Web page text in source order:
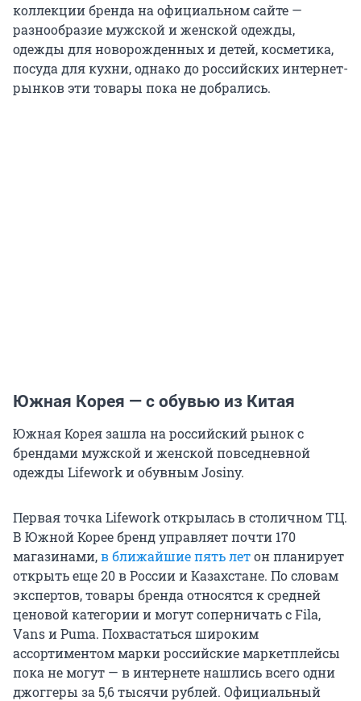
коллекции бренда на официальном сайте —
разнообразие мужской и женской одежды,
одежды для новорожденных и детей, косметика,
посуда для кухни, однако до российских интернет-
рынков эти товары пока не добрались.
Южная Корея — с обувью из Китая
Южная Корея зашла на российский рынок с
брендами мужской и женской повседневной
одежды Lifework и обувным Josiny.
Первая точка Lifework открылась в столичном ТЦ.
В Южной Корее бренд управляет почти 170
магазинами,в ближайшие пять летон планирует
открыть еще 20 в России и Казахстане. По словам
экспертов, товары бренда относятся к средней
ценовой категории и могут соперничать с Fila,
Vans и Puma. Похвастаться широким
ассортиментом марки российские маркетплейсы
пока не могут — в интернете нашлись всего одни
джоггеры за 5,6 тысячи рублей. Официальный